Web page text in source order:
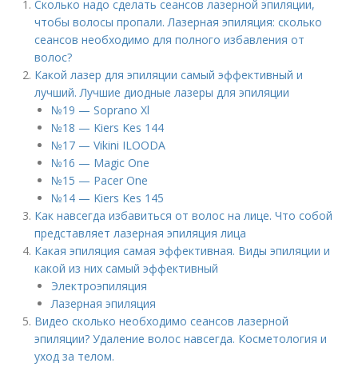
Сколько надо сделать сеансов лазерной эпиляции,
чтобы волосы пропали. Лазерная эпиляция: сколько
сеансов необходимо для полного избавления от
волос?
Какой лазер для эпиляции самый эффективный и
лучший. Лучшие диодные лазеры для эпиляции
№19 — Soprano Xl
№18 — Kiers Kes 144
№17 — Vikini ILOODA
№16 — Magic One
№15 — Pacer One
№14 — Kiers Kes 145
Как навсегда избавиться от волос на лице. Что собой
представляет лазерная эпиляция лица
Какая эпиляция самая эффективная. Виды эпиляции и
какой из них самый эффективный
Электроэпиляция
Лазерная эпиляция
Видео сколько необходимо сеансов лазерной
эпиляции? Удаление волос навсегда. Косметология и
уход за телом.